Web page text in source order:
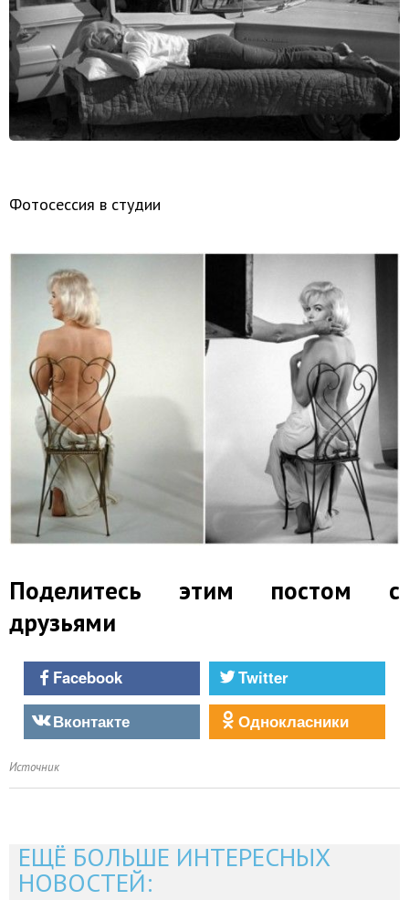
Фотосессия в студии
Поделитесь этим постом с
друзьями
Facebook
Twitter
Вконтакте
Однокласники
Источник
ЕЩЁ БОЛЬШЕ ИНТЕРЕСНЫХ
НОВОСТЕЙ: